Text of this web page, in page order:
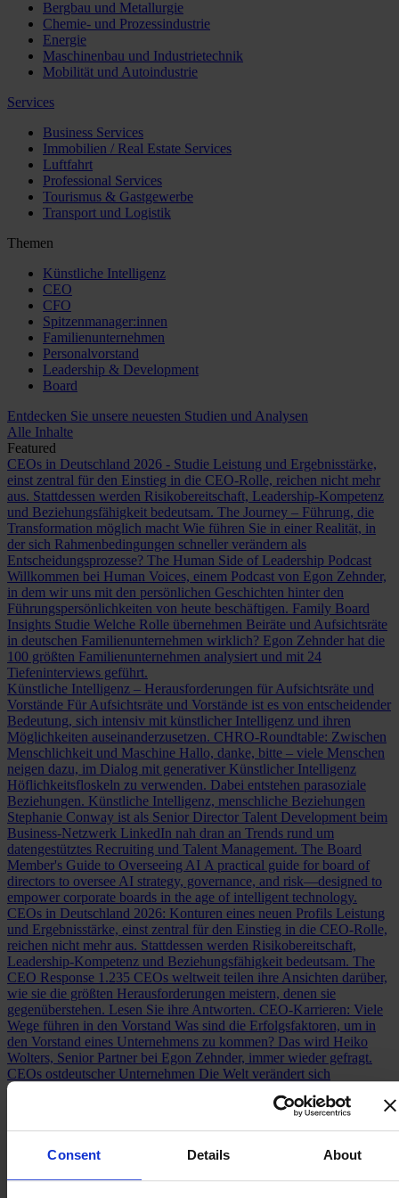
Consent Details About
Bergbau und Metallurgie
Chemie- und Prozessindustrie
Energie
Maschinenbau und Industrietechnik
Mobilität und Autoindustrie
Services
Business Services
Immobilien / Real Estate Services
Luftfahrt
Professional Services
Tourismus & Gastgewerbe
Transport und Logistik
Themen
Künstliche Intelligenz
CEO
CFO
Spitzenmanager:innen
Familienunternehmen
Personalvorstand
Leadership & Development
Board
Entdecken Sie unsere neuesten Studien und Analysen
Alle Inhalte
Featured
CEOs in Deutschland 2026 - Studie Leistung und Ergebnisstärke,
einst zentral für den Einstieg in die CEO-Rolle, reichen nicht mehr
aus. Stattdessen werden Risikobereitschaft, Leadership-Kompetenz
und Beziehungsfähigkeit bedeutsam. The Journey – Führung, die
Transformation möglich macht Wie führen Sie in einer Realität, in
der sich Rahmenbedingungen schneller verändern als
Entscheidungsprozesse? The Human Side of Leadership Podcast
Willkommen bei Human Voices, einem Podcast von Egon Zehnder,
in dem wir uns mit den persönlichen Geschichten hinter den
Führungspersönlichkeiten von heute beschäftigen. Family Board
Insights Studie Welche Rolle übernehmen Beiräte und Aufsichtsräte
in deutschen Familienunternehmen wirklich? Egon Zehnder hat die
100 größten Familienunternehmen analysiert und mit 24
Tiefeninterviews geführt.
Künstliche Intelligenz – Herausforderungen für Aufsichtsräte und
Vorstände Für Aufsichtsräte und Vorstände ist es von entscheidender
Bedeutung, sich intensiv mit künstlicher Intelligenz und ihren
Möglichkeiten auseinanderzusetzen. CHRO-Roundtable: Zwischen
Menschlichkeit und Maschine Hallo, danke, bitte – viele Menschen
neigen dazu, im Dialog mit generativer Künstlicher Intelligenz
Höflichkeitsfloskeln zu verwenden. Dabei entstehen parasoziale
Beziehungen. Künstliche Intelligenz, menschliche Beziehungen
Stephanie Conway ist als Senior Director Talent Development beim
Business-Netzwerk LinkedIn nah dran an Trends rund um
datengestütztes Recruiting und Talent Management. The Board
Member's Guide to Overseeing AI A practical guide for board of
directors to oversee AI strategy, governance, and risk—designed to
empower corporate boards in the age of intelligent technology.
CEOs in Deutschland 2026: Konturen eines neuen Profils Leistung
und Ergebnisstärke, einst zentral für den Einstieg in die CEO-Rolle,
reichen nicht mehr aus. Stattdessen werden Risikobereitschaft,
Leadership-Kompetenz und Beziehungsfähigkeit bedeutsam. The
CEO Response 1.235 CEOs weltweit teilen ihre Ansichten darüber,
wie sie die größten Herausforderungen meistern, denen sie
gegenüberstehen. Lesen Sie ihre Antworten. CEO-Karrieren: Viele
Wege führen in den Vorstand Was sind die Erfolgsfaktoren, um in
den Vorstand eines Unternehmens zu kommen? Das wird Heiko
Wolters, Senior Partner bei Egon Zehnder, immer wieder gefragt.
CEOs ostdeutscher Unternehmen Die Welt verändert sich
grundlegend. Die Haltung von CEOs ostdeutscher Unternehmen zu
den disruptiven Ereignissen unserer Zeit lesen Sie hier.
CFOs are taking on unprecedented responsibilities
600 of them to unveil the future of the role and its implications for
als ChangemakerDie CFOs großer Unternehmen bauen ihr